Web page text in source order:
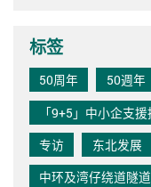
标签
50周年 50週年
「9+5」中小企支
专访
东北发展
中环及湾仔绕道隧道